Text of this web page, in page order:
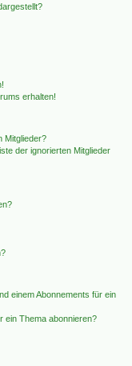
erhalten!
Mitglieder?
der ignorierten Mitglieder
einem Abonnements für ein
ein Thema abonnieren?